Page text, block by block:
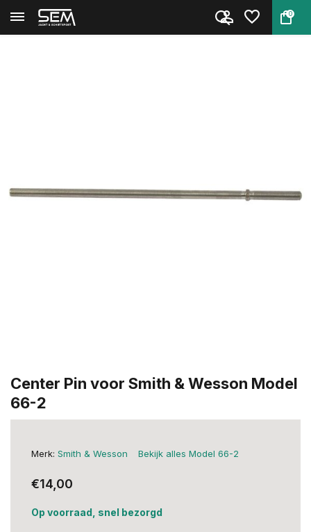
0
Terug Home Center Pin voor Smith & Wesson...
Center Pin voor Smith & Wesson Model
66-2
Merk: Smith & Wesson Bekijk alles Model 66-2
€14,00
Op voorraad, snel bezorgd